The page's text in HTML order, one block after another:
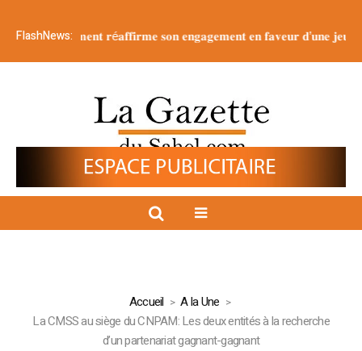
FlashNews:𝐫é𝐚𝐟𝐟𝐢𝐫𝐦𝐞 𝐬𝐨𝐧 𝐞𝐧𝐠𝐚𝐠𝐞𝐦𝐞𝐧𝐭 𝐞𝐧 𝐟𝐚𝐯𝐞𝐮𝐫 𝐝’𝐮𝐧𝐞 𝐣𝐞𝐮𝐧𝐞𝐬𝐬𝐞
Accueil
A la Une
La CMSS au siège du CNPAM: Les deux entités à la recherche
d’un partenariat gagnant-gagnant